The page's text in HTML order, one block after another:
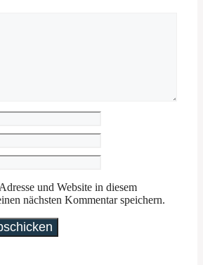
und Website in diesem
nächsten Kommentar speichern.